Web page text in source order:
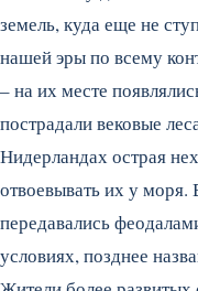
земель, куда еще не
нашей эры по всему
– на их месте
пострадали вековые
Нидерландах острая
отвоевывать их у моря.
передавались
условиях, позднее